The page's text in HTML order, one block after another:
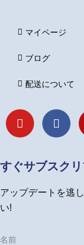
マイページ
ブログ
配送について
Y
o
u
u
b
F
a
c
b
o
k
すぐサブスク
アップデートを逃
い!
名前